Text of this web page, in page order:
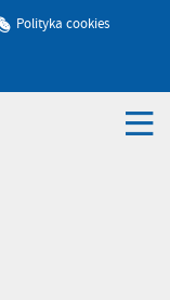
Polityka cookies